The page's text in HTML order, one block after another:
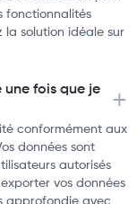
fonctionnalités
la solution idéale sur
fois que je
conformément aux
données sont
autorisés
vos données